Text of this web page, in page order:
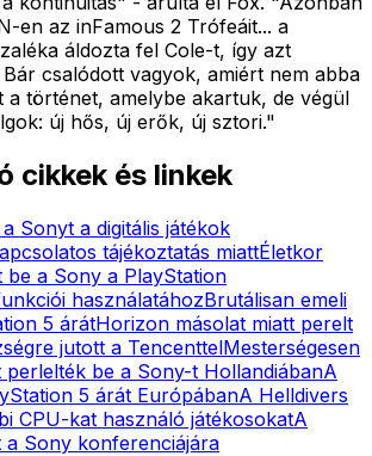
en az inFamous 2 Trófeáit... a
áldozta fel Cole-t, így azt
csalódott vagyok, amiért nem abba
a történet, amelybe akartuk, de végül
új hős, új erők, új sztori."
cikkek és linkek
Sonyt a digitális játékok
tájékoztatás miattÉletkor
a Sony a PlayStation
használatáhozBrutálisan emeli
5 árátHorizon másolat miatt perelt
jutott a TencenttelMesterségesen
perlelték be a Sony-t HollandiábanA
5 árát EurópábanA Helldivers
CPU-kat használó játékosokatA
Sony konferenciájára